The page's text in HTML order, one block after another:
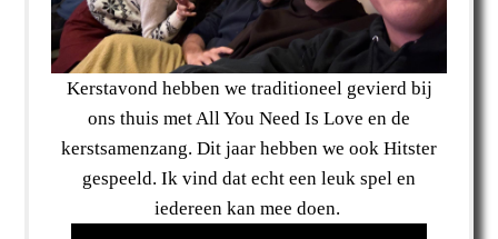
Kerstavond hebben we traditioneel gevierd bij
ons thuis met All You Need Is Love en de
kerstsamenzang. Dit jaar hebben we ook Hitster
gespeeld. Ik vind dat echt een leuk spel en
iedereen kan mee doen.